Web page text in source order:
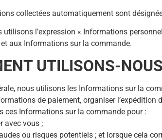
collectées automatiquement sont
utilisons l’expression « Informations
et aux Informations sur la commande.
UTILISONS-
nous utilisons les Informations sur la
de paiement, organiser
ces Informations sur la commande pour :
avec vous ;
ou risques potentiels ; et lorsque cela